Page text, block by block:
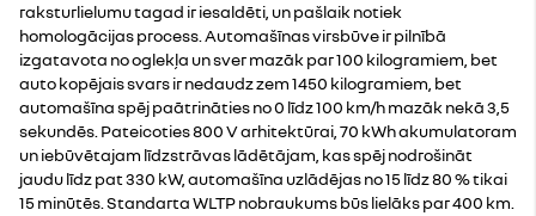
raksturlielumu tagad ir iesaldēti, un pašlaik notiek
homologācijas process. Automašīnas virsbūve ir pilnībā
izgatavota no oglekļa un sver mazāk par 100 kilogramiem, bet
auto kopējais svars ir nedaudz zem 1450 kilogramiem, bet
automašīna spēj paātrināties no 0 līdz 100 km/h mazāk nekā 3,5
sekundēs. Pateicoties 800 V arhitektūrai, 70 kWh akumulatoram
un iebūvētajam līdzstrāvas lādētājam, kas spēj nodrošināt
jaudu līdz pat 330 kW, automašīna uzlādējas no 15 līdz 80 % tikai
15 minūtēs. Standarta WLTP nobraukums būs lielāks par 400 km.